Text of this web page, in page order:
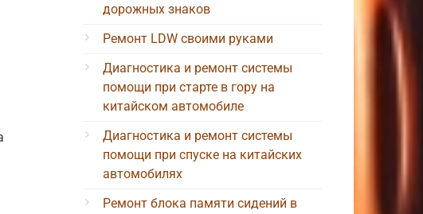
дорожных знаков
Ремонт LDW своими руками
Диагностика и ремонт системы
помощи при старте в гору на
китайском автомобиле
Диагностика и ремонт системы
помощи при спуске на китайских
автомобилях
Ремонт блока памяти сидений в